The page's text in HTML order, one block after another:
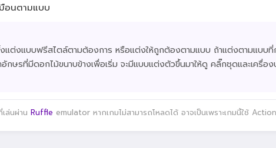
อนตามแบบ
งแต่งแบบฟรีสไตล์ตามต้องการ หรือแต่งให้ถูกต้องตามแบบ ถ้าแต่งตามแบบ
ษรที่มีดอกไม้ขนาบข้างเพื่อเริ่ม จะมีแบบแต่งตัวขึ้นมาให้ดู คลิ๊กชุดและเครื่อ
ล่นผ่าน Ruffle emulator หากเกมไม่สามารถโหลดได้ อาจเป็นเพราะเกมนี้ใช้